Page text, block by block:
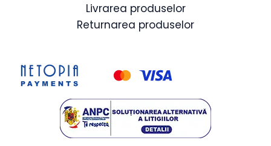
Livrarea produselor
Returnarea produselor